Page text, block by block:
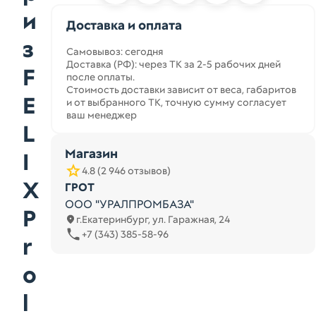
и
з
F
E
L
I
X
P
r
o
l
Доставка и оплата
Самовывоз: сегодня
Доставка (РФ): через ТК за 2-5 рабочих дней
после оплаты.
Стоимость доставки зависит от веса, габаритов
и от выбранного ТК, точную сумму согласует
ваш менеджер
Магазин
4.8 (2 946 отзывов)
ГРОТ
ООО "УРАЛПРОМБАЗА"
г.Екатеринбург, ул. Гаражная, 24
+7 (343) 385-58-96